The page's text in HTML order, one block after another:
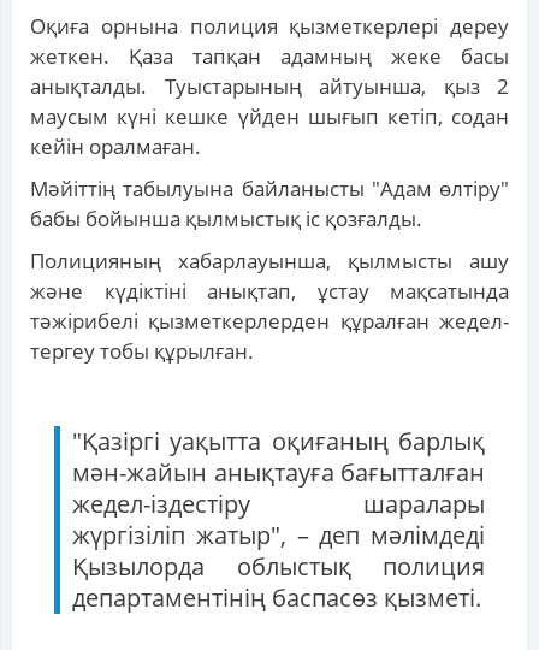
Оқиға орнына полиция қызметкерлері дереу
жеткен. Қаза тапқан адамның жеке басы
анықталды. Туыстарының айтуынша, қыз 2
маусым күні кешке үйден шығып кетіп, содан
кейін оралмаған.
Мәйіттің табылуына байланысты "Адам өлтіру"
бабы бойынша қылмыстық іс қозғалды.
Полицияның хабарлауынша, қылмысты ашу
және күдіктіні анықтап, ұстау мақсатында
тәжірибелі қызметкерлерден құралған жедел-
тергеу тобы құрылған.
"Қазіргі уақытта оқиғаның барлық
мән-жайын анықтауға бағытталған
жедел-іздестіру шаралары
жүргізіліп жатыр", – деп мәлімдеді
Қызылорда облыстық полиция
департаментінің баспасөз қызметі.